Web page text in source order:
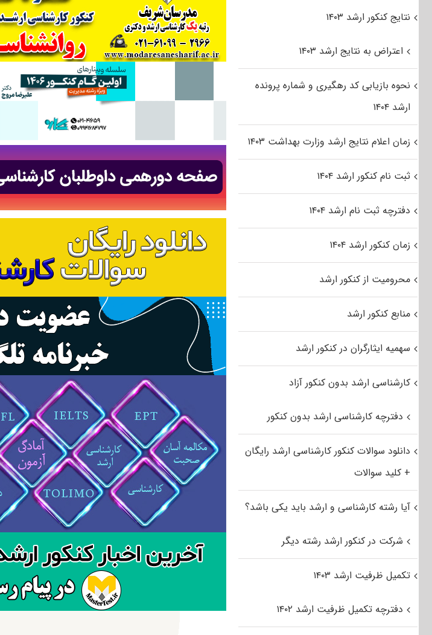
نتایج کنکور ارشد ۱۴۰۳
اعتراض به نتایج ارشد ۱۴۰۳
نحوه بازیابی کد رهگیری و شماره پرونده
ارشد ۱۴۰۴
زمان اعلام نتایج ارشد وزارت بهداشت ۱۴۰۳
ثبت نام کنکور ارشد ۱۴۰۴
دفترچه ثبت نام ارشد ۱۴۰۴
زمان کنکور ارشد ۱۴۰۴
محرومیت از کنکور ارشد
منابع کنکور ارشد
سهمیه ایثارگران در کنکور ارشد
کارشناسی ارشد بدون کنکور آزاد
دفترچه کارشناسی ارشد بدون کنکور
دانلود سوالات کنکور کارشناسی ارشد رایگان
+ کلید سوالات
آیا رشته کارشناسی و ارشد باید یکی باشد؟
شرکت در کنکور ارشد رشته دیگر
تکمیل ظرفیت ارشد ۱۴۰۳
دفترچه تکمیل ظرفیت ارشد ۱۴۰۲